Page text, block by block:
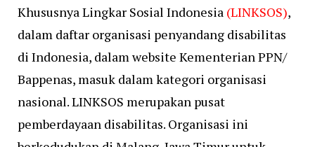
Khususnya Lingkar Sosial Indonesia (LINKSOS),
dalam daftar organisasi penyandang disabilitas
di Indonesia, dalam website Kementerian PPN/
Bappenas, masuk dalam kategori organisasi
nasional. LINKSOS merupakan pusat
pemberdayaan disabilitas. Organisasi ini